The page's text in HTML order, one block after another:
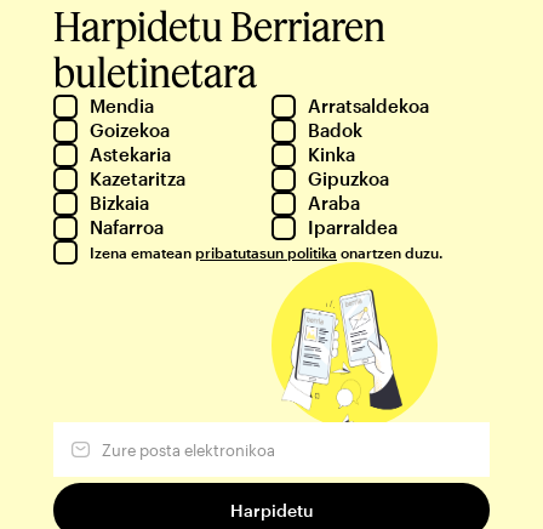
Harpidetu Berriaren
buletinetara
Mendia
Arratsaldekoa
Goizekoa
Badok
Astekaria
Kinka
Kazetaritza
Gipuzkoa
Bizkaia
Araba
Nafarroa
Iparraldea
Izena ematean pribatutasun politika onartzen duzu.